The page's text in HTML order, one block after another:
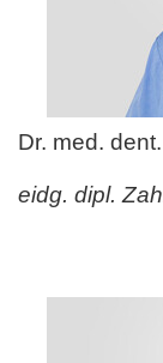
Dr. med.
eidg. dipl.